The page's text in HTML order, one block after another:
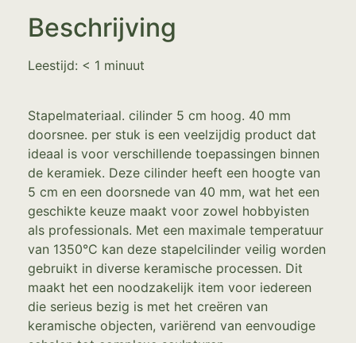
Beschrijving
Leestijd: < 1 minuut
Stapelmateriaal. cilinder 5 cm hoog. 40 mm
doorsnee. per stuk is een veelzijdig product dat
ideaal is voor verschillende toepassingen binnen
de keramiek. Deze cilinder heeft een hoogte van
5 cm en een doorsnede van 40 mm, wat het een
geschikte keuze maakt voor zowel hobbyisten
als professionals. Met een maximale temperatuur
van 1350°C kan deze stapelcilinder veilig worden
gebruikt in diverse keramische processen. Dit
maakt het een noodzakelijk item voor iedereen
die serieus bezig is met het creëren van
keramische objecten, variërend van eenvoudige